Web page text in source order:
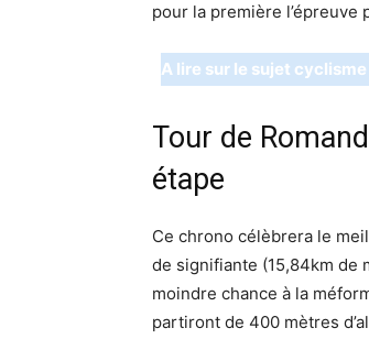
pour la première l’épreuve
A lire sur le sujet cyclisme
Tour de
étape
Ce chrono célèbrera le
de signifiante (15,84km de
moindre chance à la
partiront de 400 mètres